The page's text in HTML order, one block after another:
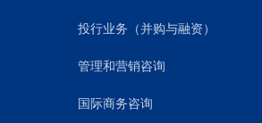
投行业务（并购与融资）
管理和营销咨询
国际商务咨询